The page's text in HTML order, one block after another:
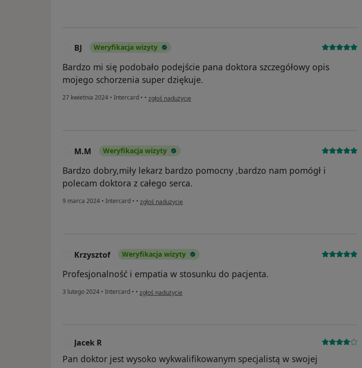
BJ Weryfikacja wizyty
Bardzo mi się podobało podejście pana doktora szczegółowy opis
mojego schorzenia super dziękuje.
27 kwietnia 2024 • Intercard • • w opinii użytkownika BJ
zgłoś nadużycie
M.M Weryfikacja wizyty
Bardzo dobry,miły lekarz bardzo pomocny ,bardzo nam pomógł i
polecam doktora z całego serca.
9 marca 2024 • Intercard • • w opinii użytkownika M.M
zgłoś nadużycie
Krzysztof Weryfikacja wizyty
Profesjonalność i empatia w stosunku do pacjenta.
3 lutego 2024 • Intercard • • w opinii użytkownika Krzysztof
zgłoś nadużycie
Jacek R
Pan doktor jest wysoko wykwalifikowanym specjalistą w swojej